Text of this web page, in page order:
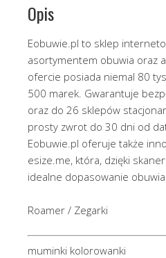
Opis
Eobuwie.pl to sklep
asortymentem obuwia oraz
ofercie posiada niemal 80
500 marek. Gwarantuje
oraz do 26 sklepów
prosty zwrot do 30 dni od
Eobuwie.pl oferuje także
esize.me, która, dzięki
idealne dopasowanie
Roamer / Zegarki
muminki kolorowanki